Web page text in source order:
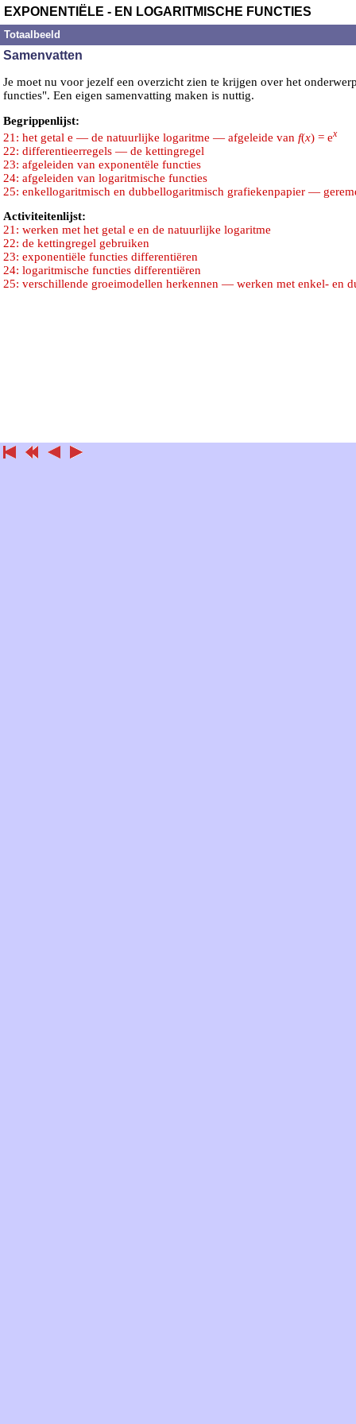
EXPONENTIËLE - EN LOGARITMISCHE FUNCTIES
Totaalbeeld
Samenvatten
Je moet nu voor jezelf een overzicht zien te krijgen over het
functies". Een eigen samenvatting maken is nuttig.
Begrippenlijst:
21: het getal e — de natuurlijke logaritme — afgeleide van f(x) = ex
22: differentieerregels — de kettingregel
23: afgeleiden van exponentële functies
24: afgeleiden van logaritmische functies
25: enkellogaritmisch en dubbellogaritmisch grafiekenpapier —
Activiteitenlijst:
21: werken met het getal e en de natuurlijke logaritme
22: de kettingregel gebruiken
23: exponentiële functies differentiëren
24: logaritmische functies differentiëren
25: verschillende groeimodellen herkennen — werken met enkel- en